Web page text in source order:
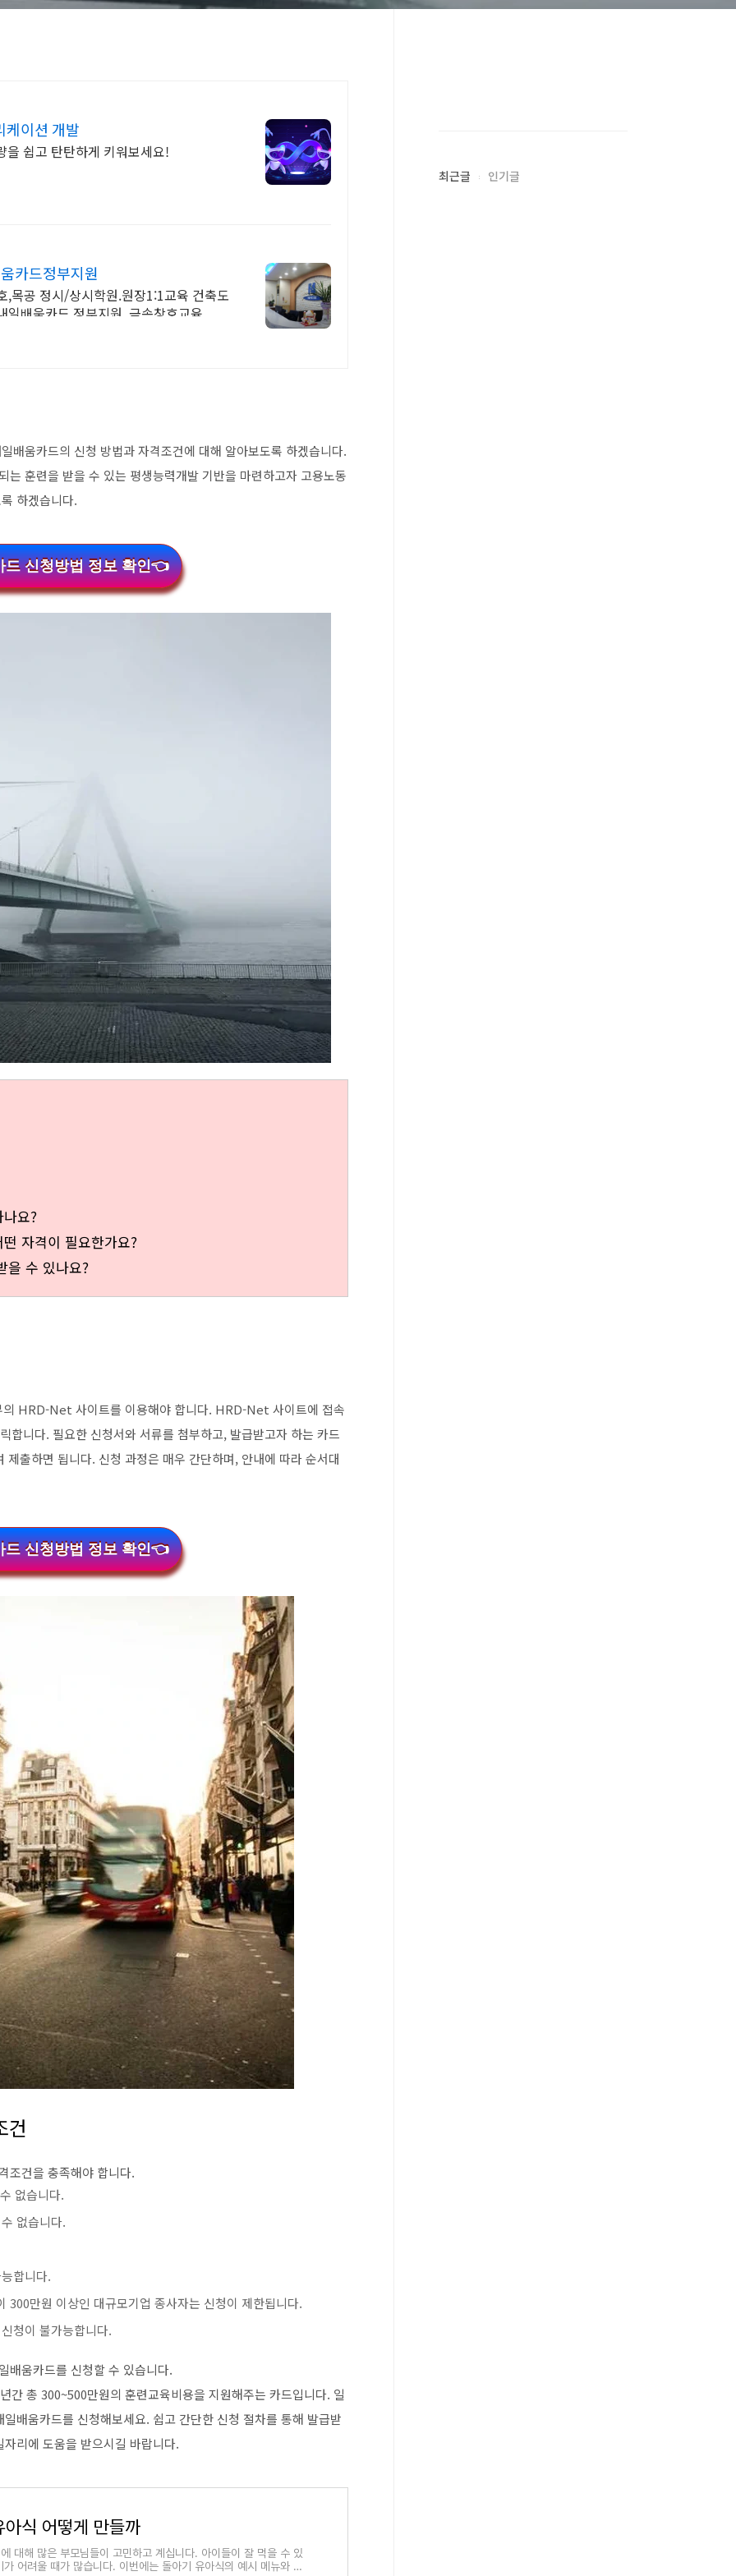
케이션 개발
쉽고 탄탄하게 키워보세요!
카드정부지원
,목공 정시/상시학원.원장1:1교육 건축도
배움카드 정부지원, 금속창호교육
배움카드의 신청 방법과 자격조건에 대해 알아보도록 하겠습니다.
는 훈련을 받을 수 있는 평생능력개발 기반을 마련하고자 고용노동
하겠습니다.
드 신청방법 정보 확인👈
요?
자격이 필요한가요?
을 수 있나요?
의 HRD-Net 사이트를 이용해야 합니다. HRD-Net 사이트에 접속
합니다. 필요한 신청서와 서류를 첨부하고, 발급받고자 하는 카드
출하면 됩니다. 신청 과정은 매우 간단하며, 안내에 따라 순서대
드 신청방법 정보 확인👈
건
조건을 충족해야 합니다.
없습니다.
없습니다.
합니다.
300만원 이상인 대규모기업 종사자는 신청이 제한됩니다.
청이 불가능합니다.
배움카드를 신청할 수 있습니다.
간 총 300~500만원의 훈련교육비용을 지원해주는 카드입니다. 일
배움카드를 신청해보세요. 쉽고 간단한 신청 절차를 통해 발급받
리에 도움을 받으시길 바랍니다.
아식 어떻게 만들까
대해 많은 부모님들이 고민하고 계십니다. 아이들이 잘 먹을 수 있
가 어려울 때가 많습니다. 이번에는 돌아기 유아식의 예시 메뉴와 그
최근글 인기글